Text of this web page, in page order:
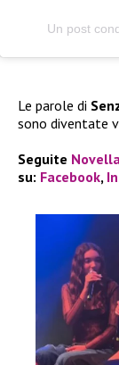
Un post
Le parole di
sono diventate
Seguite
su: Facebook,